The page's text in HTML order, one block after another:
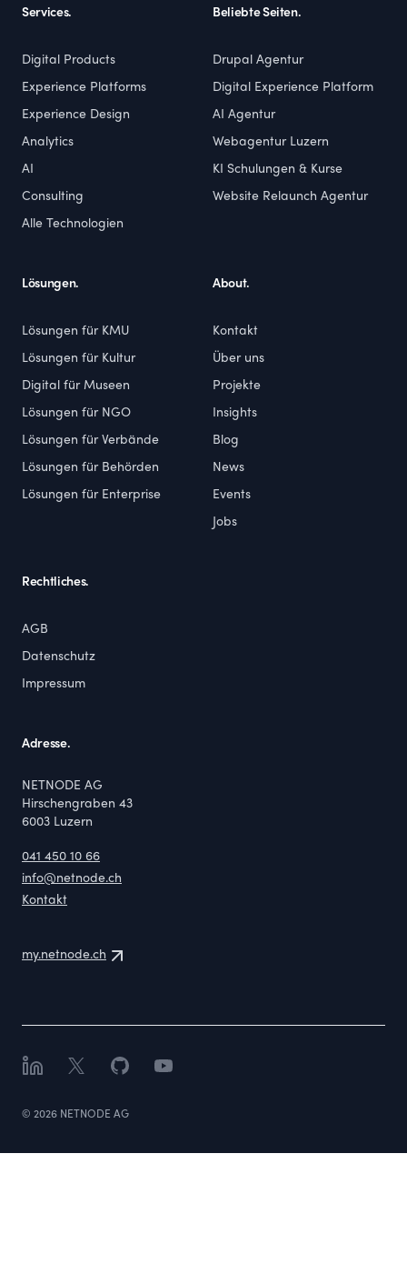
Services.
Digital Products
Experience Platforms
Experience Design
Analytics
AI
Consulting
Alle Technologien
Beliebte Seiten.
Drupal Agentur
Digital Experience Platform
AI Agentur
Webagentur Luzern
KI Schulungen & Kurse
Website Relaunch Agentur
Lösungen.
Lösungen für KMU
Lösungen für Kultur
Digital für Museen
Lösungen für NGO
Lösungen für Verbände
Lösungen für Behörden
Lösungen für Enterprise
About.
Kontakt
Über uns
Projekte
Insights
Blog
News
Events
Jobs
Rechtliches.
AGB
Datenschutz
Impressum
Adresse.
NETNODE AG
Hirschengraben 43
6003 Luzern
041 450 10 66
info@netnode.ch
Kontakt
my.netnode.ch
LinkedIn
X GitHubYouTube
© 2026 NETNODE AG